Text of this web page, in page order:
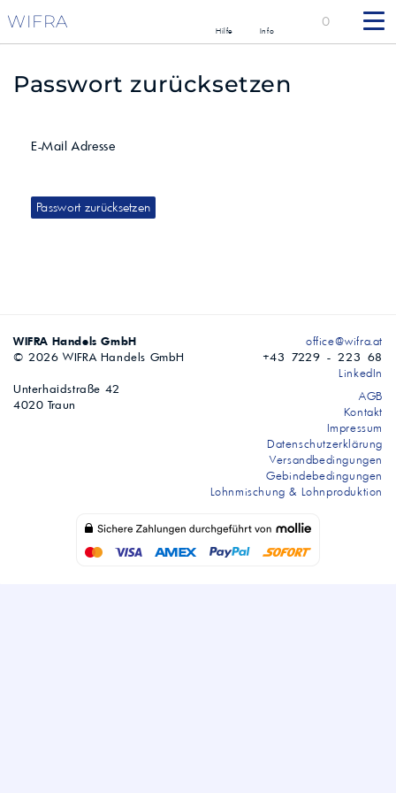
WIFRA Hilfe Info
0
Passwort zurücksetzen
E-Mail Adresse
Passwort zurücksetzen
WIFRA Handels GmbH
© 2026 WIFRA Handels GmbH
Unterhaidstraße 42
4020 Traun
office@wifra.at
+43 7229 - 223 68
LinkedIn
AGB
Kontakt
Impressum
Datenschutzerklärung
Versandbedingungen
Gebindebedingungen
Lohnmischung & Lohnproduktion